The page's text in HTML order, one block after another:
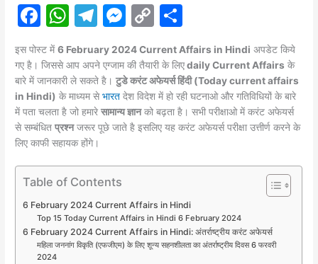
F
a
c
e
b
o
o
k
W
at
s
A
p
p
T
e
gr
a
m
M
s
s
e
n
er
C
p
y
Li
n
ar
e
इस पोस्ट में6 February 2024 Current Affairs in Hindi अपडेट किये
गए है। जिससे आप अपने एग्जाम की तैयारी के लिएdaily Current Affairs के
बारे में जानकारी ले सकते है।टुडे करंट अफेयर्स हिंदी (Today current affairs
in Hindi) के माध्यम सेभारत देश विदेश में हो रही घटनाओ और गतिविधियों के बारे
में पता चलता है जो हमारेसामान्य ज्ञानको बढ़ता है। सभी परीक्षाओ में करंटअफेयर्स
से सम्बंधितप्रश्नजरूर पूछे जाते है इसलिए यह करंट अफेयर्स परीक्षा उत्तीर्ण करने के
लिए काफी सहायक होंगे।
Table of Contents
6 February 2024 Current Affairs in Hindi
Top 15 Today Current Affairs in Hindi 6 February 2024
6 February 2024 Current Affairs in Hindi: अंतर्राष्ट्रीय करंट अफेयर्स
महिला जननांग विकृति (एफजीएम) के लिए शून्य सहनशीलता का अंतर्राष्ट्रीय दिवस 6 फरवरी
2024